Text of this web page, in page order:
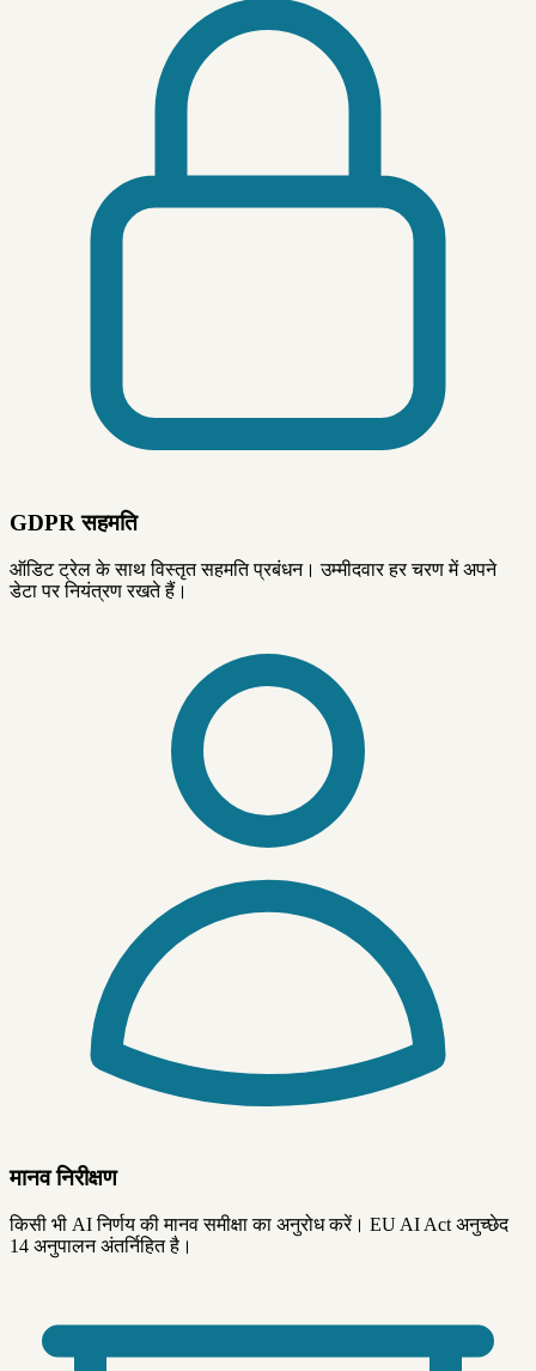
GDPR सहमति
ऑडिट ट्रेल के साथ विस्तृत सहमति प्रबंधन। उम्मीदवार हर चरण में अपने
डेटा पर नियंत्रण रखते हैं।
मानव निरीक्षण
किसी भी AI निर्णय की मानव समीक्षा का अनुरोध करें। EU AI Act अनुच्छेद
14 अनुपालन अंतर्निहित है।